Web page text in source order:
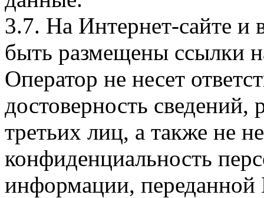
3.7. На Интернет-сайте
быть размещены ссылки
Оператор не несет
достоверность
третьих лиц, а также не
конфиденциальность
информации, переданной